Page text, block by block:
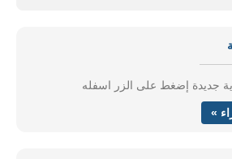
جديدة إضغط على الزر اسفله
»